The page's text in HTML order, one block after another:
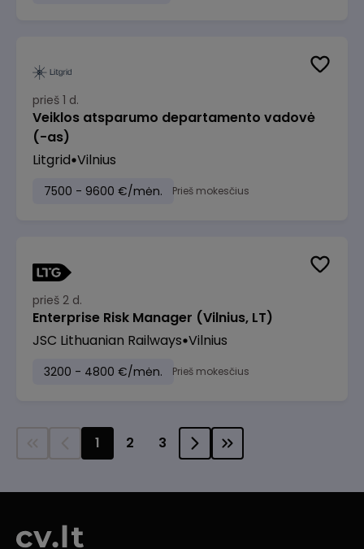
prieš 1 d.
Veiklos atsparumo departamento vadovė
(-as)
Litgrid Vilnius
7500 - 9600 €/mėn. Prieš mokesčius
prieš 2 d.
Enterprise Risk Manager (Vilnius, LT)
JSC Lithuanian Railways Vilnius
3200 - 4800 €/mėn. Prieš mokesčius
1 2 3